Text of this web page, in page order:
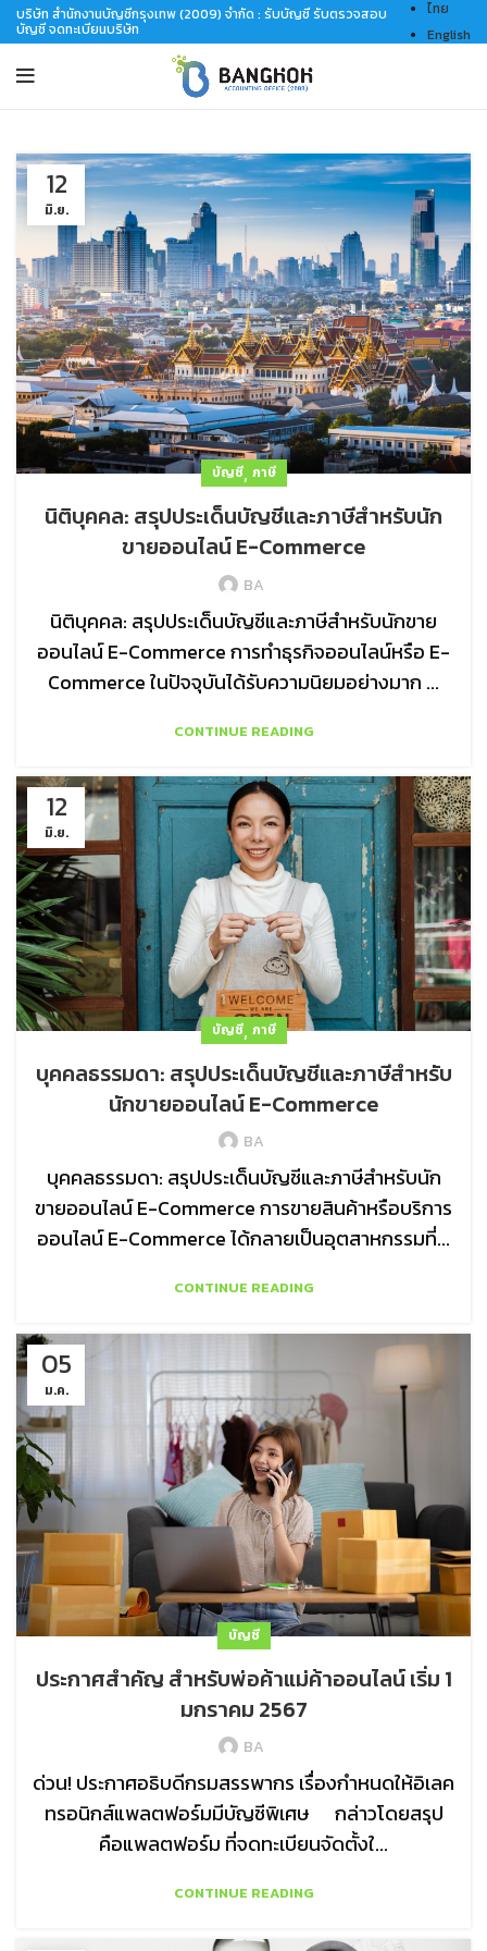
บริษัท สำนักงานบัญชีกรุงเทพ (2009) จำกัด : รับบัญชี รับตรวจสอบ
บัญชี จดทะเบียนบริษัท
ไทย
English
12
มิ.ย.
บัญชี, ภาษี
นิติบุคคล: สรุปประเด็นบัญชีและภาษีสำหรับนัก
ขายออนไลน์ E-Commerce
BA
นิติบุคคล: สรุปประเด็นบัญชีและภาษีสำหรับนักขาย
ออนไลน์ E-Commerce การทำธุรกิจออนไลน์หรือ E-
Commerce ในปัจจุบันได้รับความนิยมอย่างมาก ...
CONTINUE READING
12
มิ.ย.
บัญชี, ภาษี
บุคคลธรรมดา: สรุปประเด็นบัญชีและภาษีสำหรับ
นักขายออนไลน์ E-Commerce
BA
บุคคลธรรมดา: สรุปประเด็นบัญชีและภาษีสำหรับนัก
ขายออนไลน์ E-Commerce การขายสินค้าหรือบริการ
ออนไลน์ E-Commerce ได้กลายเป็นอุตสาหกรรมที่...
CONTINUE READING
05
ม.ค.
บัญชี
ประกาศสำคัญ สำหรับพ่อค้าแม่ค้าออนไลน์ เริ่ม 1
มกราคม 2567
BA
ด่วน! ประกาศอธิบดีกรมสรรพากร เรื่องกำหนดให้อิเลค
ทรอนิกส์แพลตฟอร์มมีบัญชีพิเศษ กล่าวโดยสรุป
คือแพลตฟอร์ม ที่จดทะเบียนจัดตั้งใ...
CONTINUE READING